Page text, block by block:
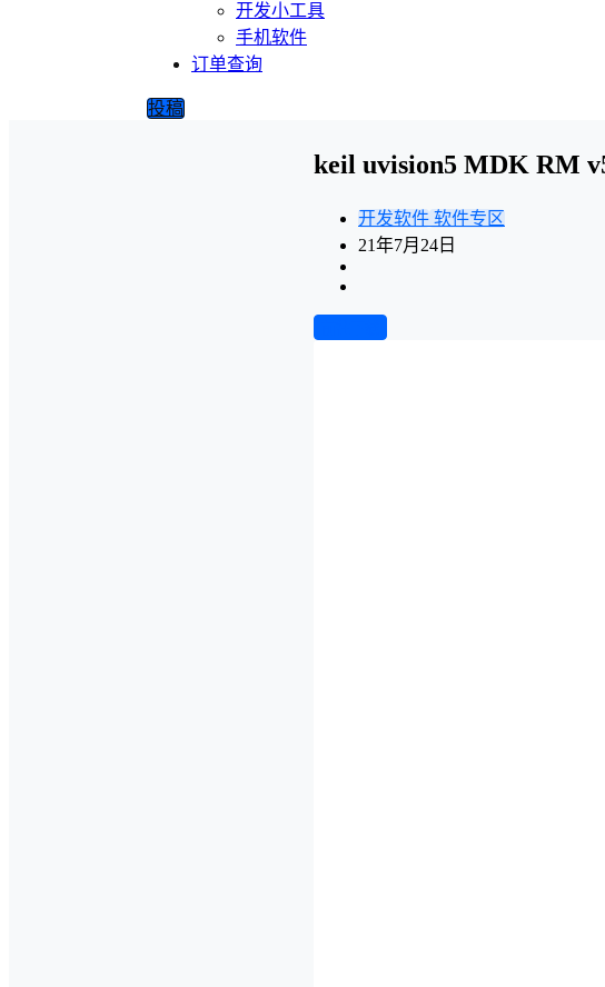
开发小工具
手机软件
订单查询
投稿
keil uvision5 MDK RM
开发软件 软件专区
21年7月24日